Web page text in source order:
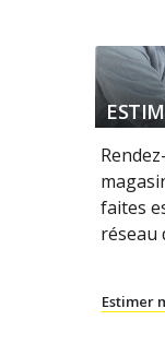
faites
réseau
Estimer